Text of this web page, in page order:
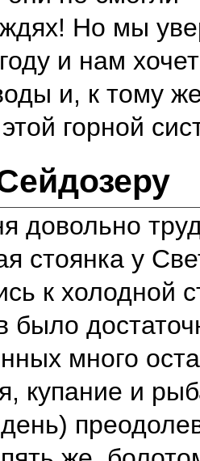
Но мы
и нам
и, к тому
горной
довольно
стоянка у
к холодной
было
много
купание и